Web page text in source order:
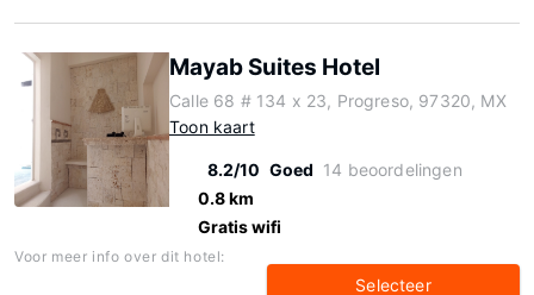
Mayab Suites Hotel
Calle 68 # 134 x 23, Progreso, 97320, MX
Toon kaart
8.2/10 Goed 14 beoordelingen
0.8 km
Gratis wifi
Voor meer info over dit hotel:
Selecteer